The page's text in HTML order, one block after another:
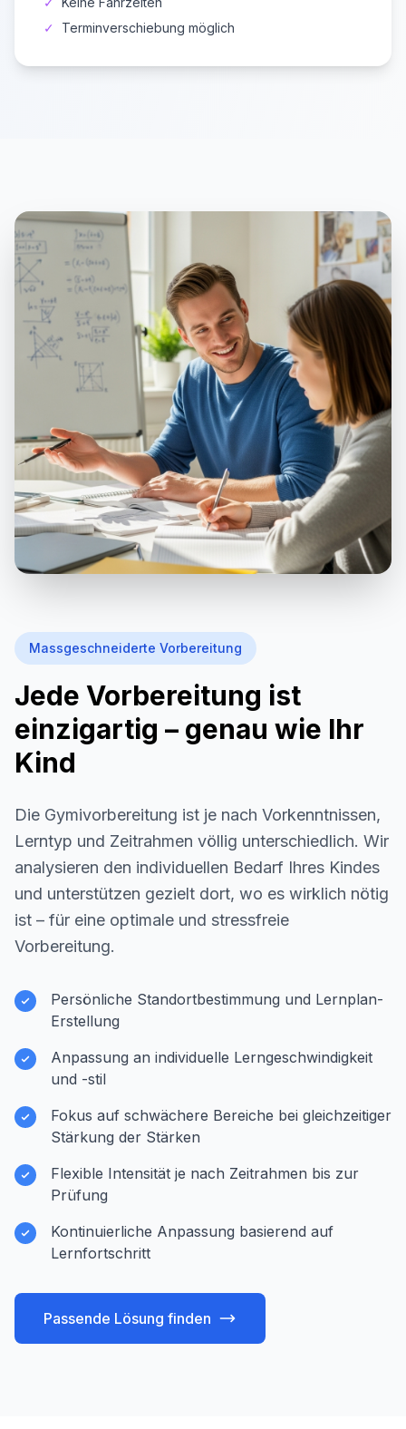
✓
Terminverschiebung möglich
Massgeschneiderte Vorbereitung
Jede Vorbereitung ist
einzigartig – genau wie Ihr
Kind
Die Gymivorbereitung ist je nach Vorkenntnissen,
Lerntyp und Zeitrahmen völlig unterschiedlich. Wir
analysieren den individuellen Bedarf Ihres Kindes
und unterstützen gezielt dort, wo es wirklich nötig
ist – für eine optimale und stressfreie
Vorbereitung.
Persönliche Standortbestimmung und Lernplan-
Erstellung
Anpassung an individuelle Lerngeschwindigkeit
und -stil
Fokus auf schwächere Bereiche bei gleichzeitiger
Stärkung der Stärken
Flexible Intensität je nach Zeitrahmen bis zur
Prüfung
Kontinuierliche Anpassung basierend auf
Lernfortschritt
Passende Lösung finden